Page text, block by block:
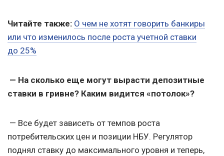
Читайте также: О чем не хотят говорить банкиры
или что изменилось после роста учетной ставки
до 25%
— На сколько еще могут вырасти депозитные
ставки в гривне? Каким видится «потолок»?
— Все будет зависеть от темпов роста
потребительских цен и позиции НБУ. Регулятор
поднял ставку до максимального уровня и теперь,